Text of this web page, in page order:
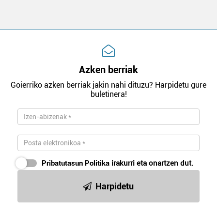
Azken berriak
Goierriko azken berriak jakin nahi dituzu? Harpidetu gure
buletinera!
Pribatutasun Politika irakurri eta onartzen dut.
Harpidetu